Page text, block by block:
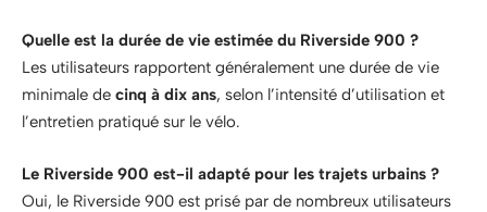
Quelle est la durée de vie estimée du Riverside 900 ?
Les utilisateurs rapportent généralement une durée de vie
minimale de cinq à dix ans, selon l’intensité d’utilisation et
l’entretien pratiqué sur le vélo.
Le Riverside 900 est-il adapté pour les trajets urbains ?
Oui, le Riverside 900 est prisé par de nombreux utilisateurs